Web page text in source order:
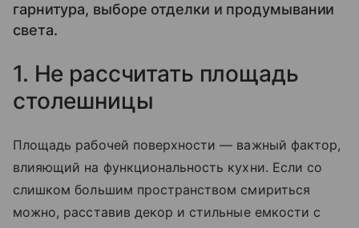
гарнитура, выборе отделки и продумывании
света.
1. Не рассчитать площадь
столешницы
Площадь рабочей поверхности — важный фактор,
влияющий на функциональность кухни. Если со
слишком большим пространством смириться
можно, расставив декор и стильные емкости с